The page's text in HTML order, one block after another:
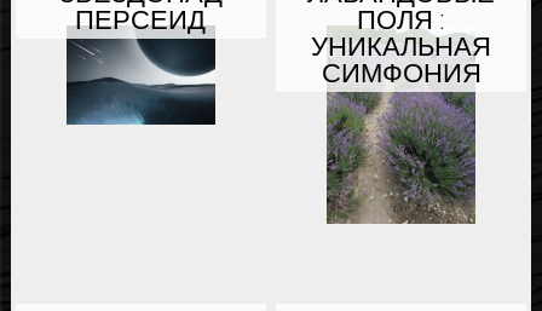
ПЕРСЕИД ПОЛЯ :
УНИКАЛЬНАЯ
СИМФОНИЯ